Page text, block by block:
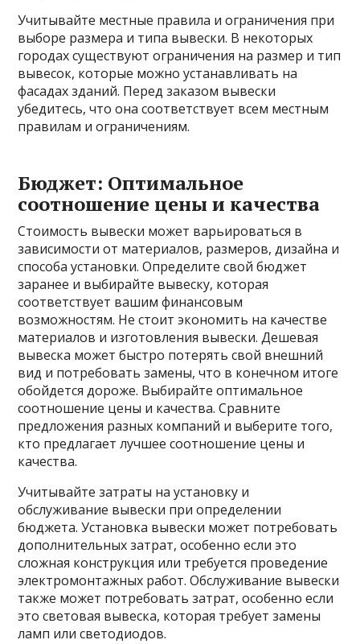
Учитывайте местные правила и ограничения при
выборе размера и типа вывески. В некоторых
городах существуют ограничения на размер и тип
вывесок, которые можно устанавливать на
фасадах зданий. Перед заказом вывески
убедитесь, что она соответствует всем местным
правилам и ограничениям.
Бюджет: Оптимальное
соотношение цены и качества
Стоимость вывески может варьироваться в
зависимости от материалов, размеров, дизайна и
способа установки. Определите свой бюджет
заранее и выбирайте вывеску, которая
соответствует вашим финансовым
возможностям. Не стоит экономить на качестве
материалов и изготовления вывески. Дешевая
вывеска может быстро потерять свой внешний
вид и потребовать замены, что в конечном итоге
обойдется дороже. Выбирайте оптимальное
соотношение цены и качества. Сравните
предложения разных компаний и выберите того,
кто предлагает лучшее соотношение цены и
качества.
Учитывайте затраты на установку и
обслуживание вывески при определении
бюджета. Установка вывески может потребовать
дополнительных затрат, особенно если это
сложная конструкция или требуется проведение
электромонтажных работ. Обслуживание вывески
также может потребовать затрат, особенно если
это световая вывеска, которая требует замены
ламп или светодиодов.